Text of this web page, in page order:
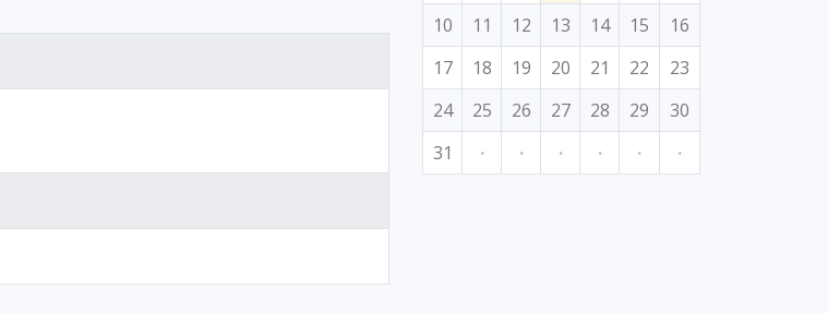
10
11 12 13 14 15
16
17
18 19 20 21 22
23
24
25 26 27 28 29
30
31
· · · · · ·